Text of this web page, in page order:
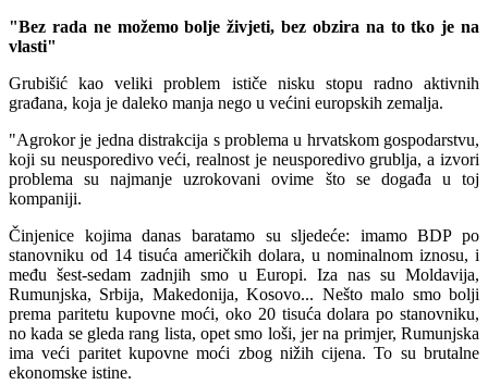
"Bez rada ne možemo bolje živjeti, bez obzira na to tko je na
vlasti"
Grubišić kao veliki problem ističe nisku stopu radno aktivnih
građana, koja je daleko manja nego u većini europskih zemalja.
"Agrokor je jedna distrakcija s problema u hrvatskom gospodarstvu,
koji su neusporedivo veći, realnost je neusporedivo grublja, a izvori
problema su najmanje uzrokovani ovime što se događa u toj
kompaniji.
Činjenice kojima danas baratamo su sljedeće: imamo BDP po
stanovniku od 14 tisuća američkih dolara, u nominalnom iznosu, i
među šest-sedam zadnjih smo u Europi. Iza nas su Moldavija,
Rumunjska, Srbija, Makedonija, Kosovo... Nešto malo smo bolji
prema paritetu kupovne moći, oko 20 tisuća dolara po stanovniku,
no kada se gleda rang lista, opet smo loši, jer na primjer, Rumunjska
ima veći paritet kupovne moći zbog nižih cijena. To su brutalne
ekonomske istine.